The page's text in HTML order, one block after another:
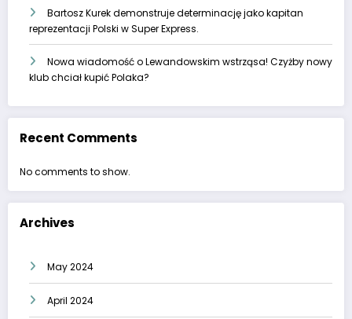
Bartosz Kurek demonstruje determinację jako kapitan
reprezentacji Polski w Super Express.
Nowa wiadomość o Lewandowskim wstrząsa! Czyżby nowy
klub chciał kupić Polaka?
Recent Comments
No comments to show.
Archives
May 2024
April 2024